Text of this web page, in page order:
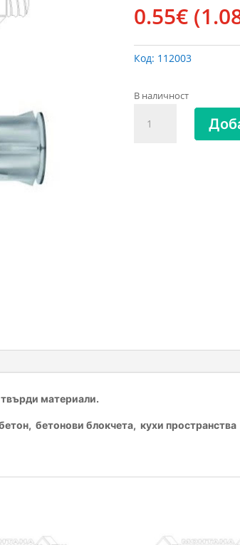
0.55€
Код: 112003
В наличност
материали.
бетонови блокчета, кухи пространства